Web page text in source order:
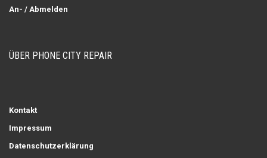
An- / Abmelden
ÜBER PHONE CITY REPAIR
Kontakt
Impressum
Datenschutzerklärung